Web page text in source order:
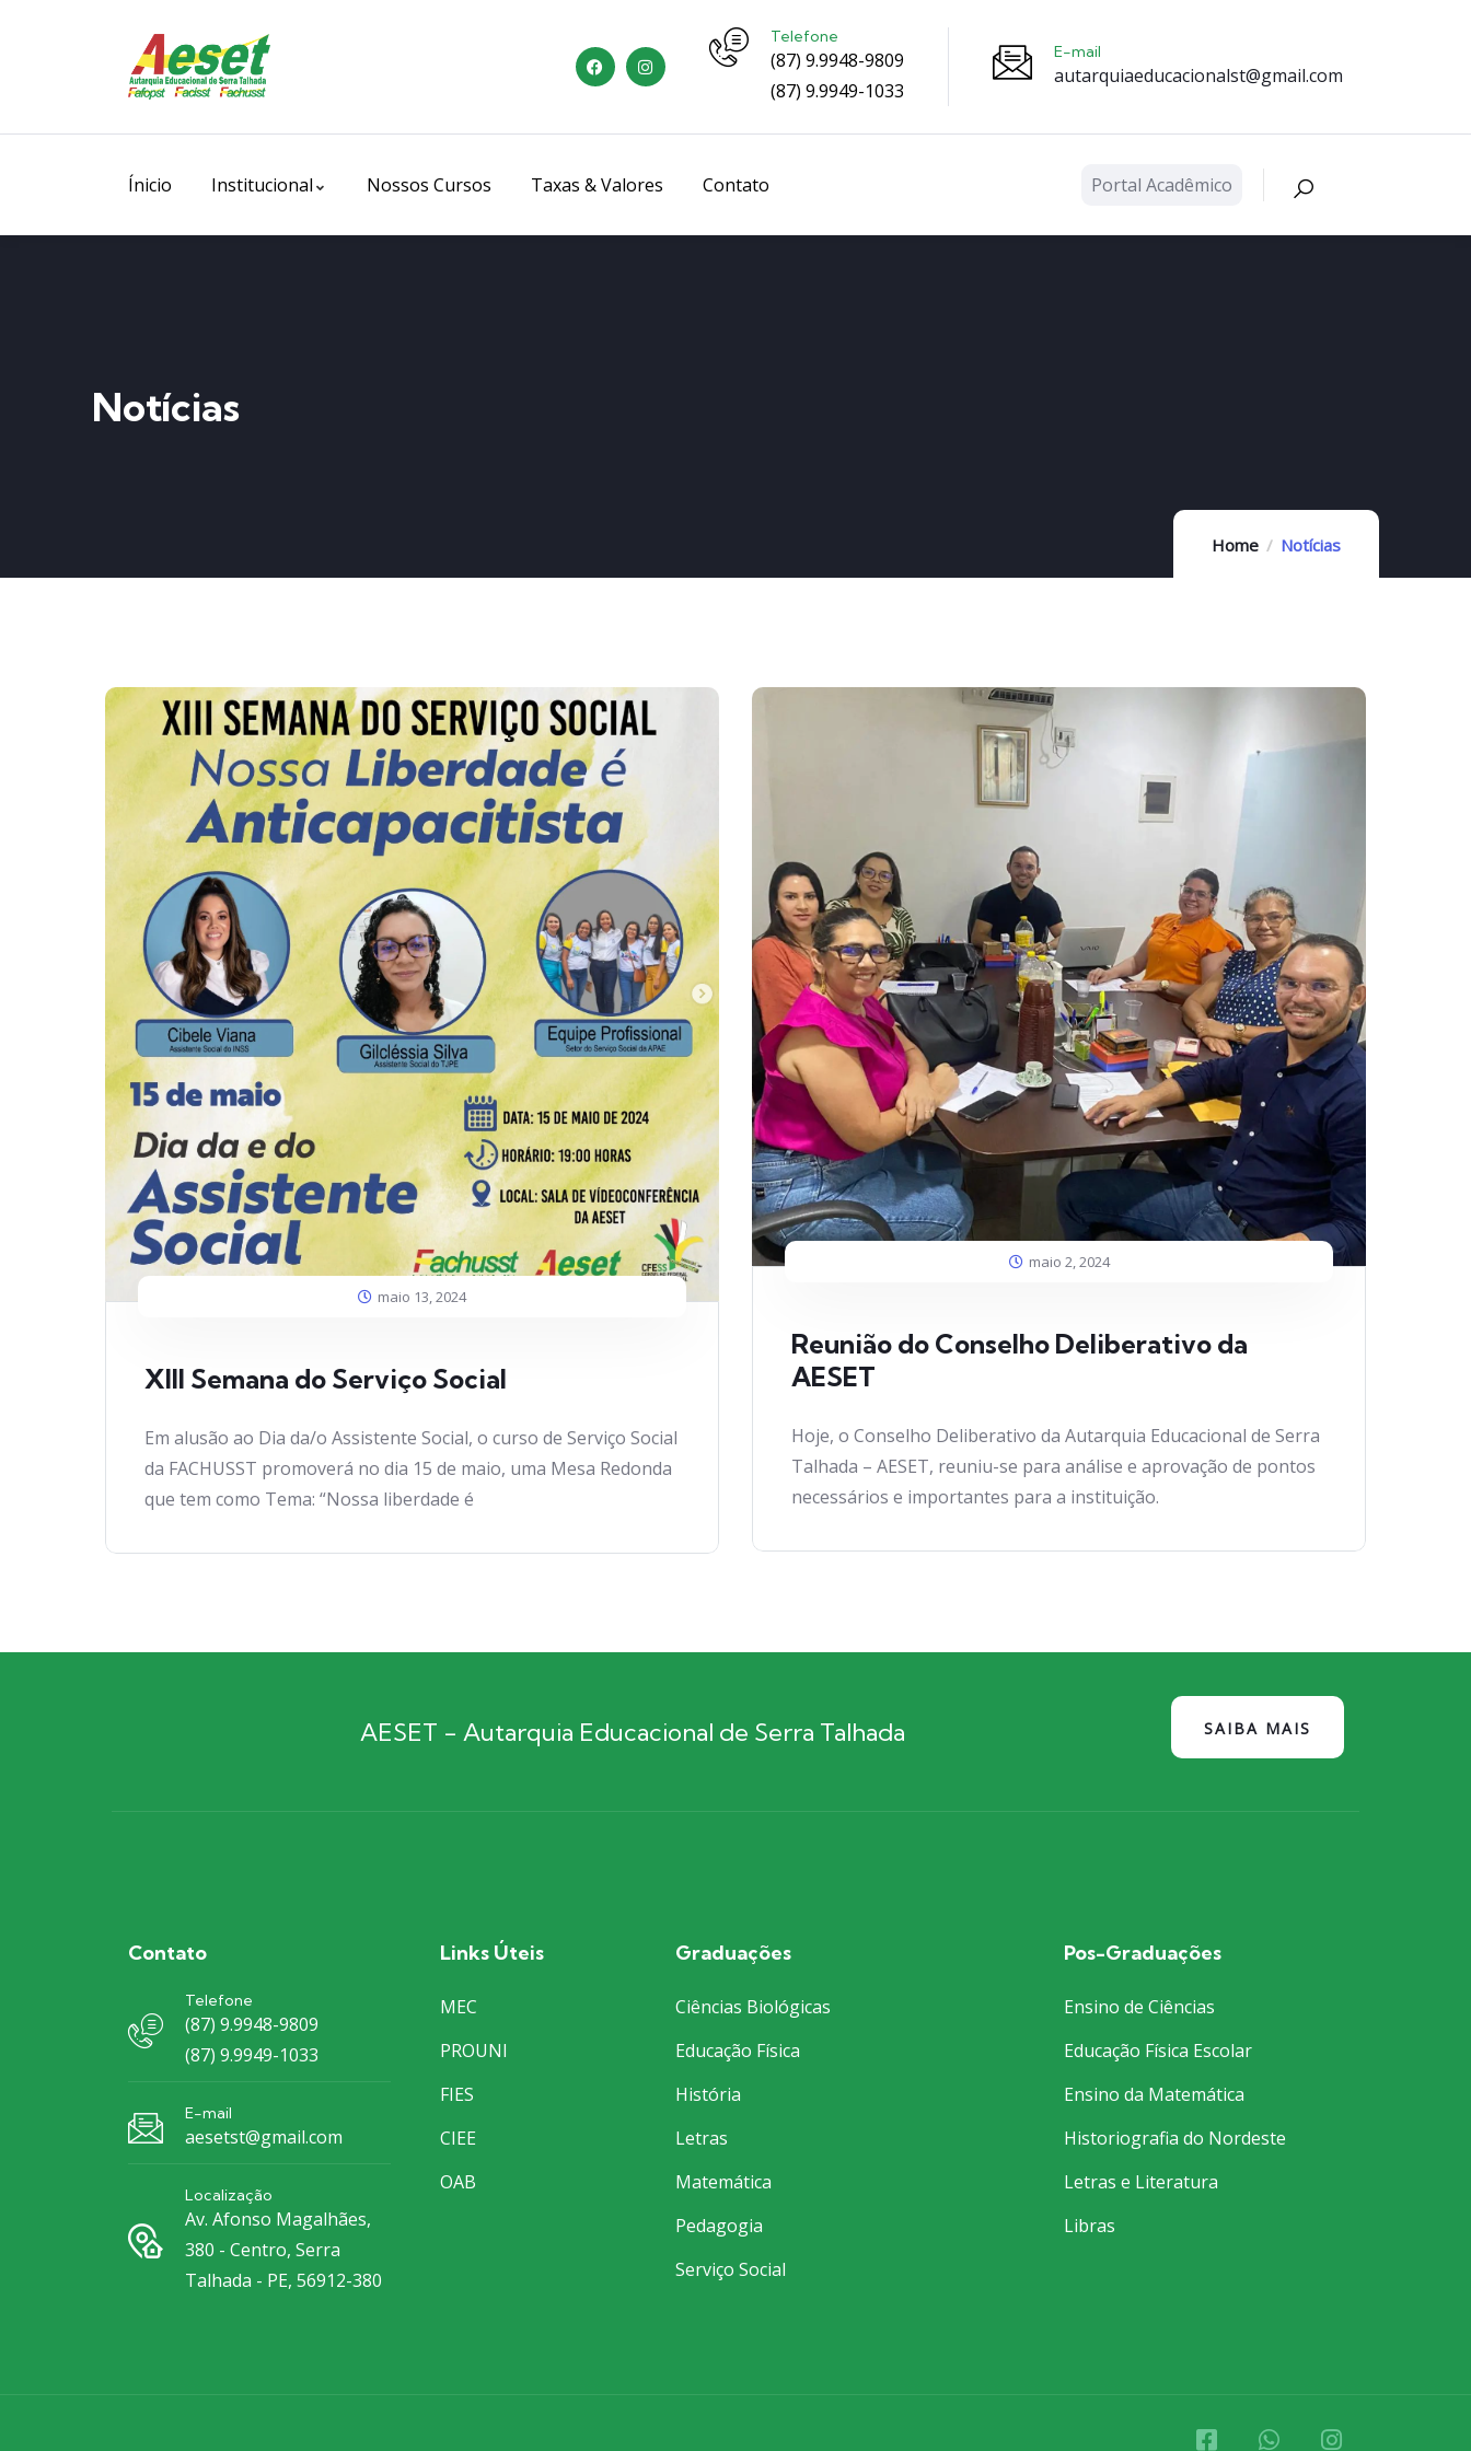
Telefone
(87) 9.9948-9809
(87) 9.9949-1033
E-mail
autarquiaeducacionalst@gmail.com
Ínicio Institucional Nossos Cursos Taxas & Valores Contato Portal Acadêmico
Notícias
Home Notícias
maio 13, 2024
XIII Semana do Serviço Social
Em alusão ao Dia da/o Assistente Social, o curso de Serviço Social
da FACHUSST promoverá no dia 15 de maio, uma Mesa Redonda
que tem como Tema: “Nossa liberdade é
maio 2, 2024
Reunião do Conselho Deliberativo da
AESET
Hoje, o Conselho Deliberativo da Autarquia Educacional de Serra
Talhada – AESET, reuniu-se para análise e aprovação de pontos
necessários e importantes para a instituição.
AESET - Autarquia Educacional de Serra Talhada SAIBA MAIS
Contato
Telefone
(87) 9.9948-9809
(87) 9.9949-1033
E-mail
aesetst@gmail.com
Localização
Av. Afonso Magalhães,
380 - Centro, Serra
Talhada - PE, 56912-380
Links Úteis
MEC
PROUNI
FIES
CIEE
OAB
Graduações
Ciências Biológicas
Educação Física
História
Letras
Matemática
Pedagogia
Serviço Social
Pos-Graduações
Ensino de Ciências
Educação Física Escolar
Ensino da Matemática
Historiografia do Nordeste
Letras e Literatura
Libras